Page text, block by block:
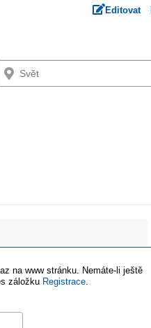
Editovat
na www stránku. Nemáte-li ještě
záložku Registrace